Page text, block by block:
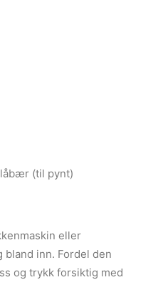
(til pynt)
eller
bland inn. Fordel den
og trykk forsiktig med